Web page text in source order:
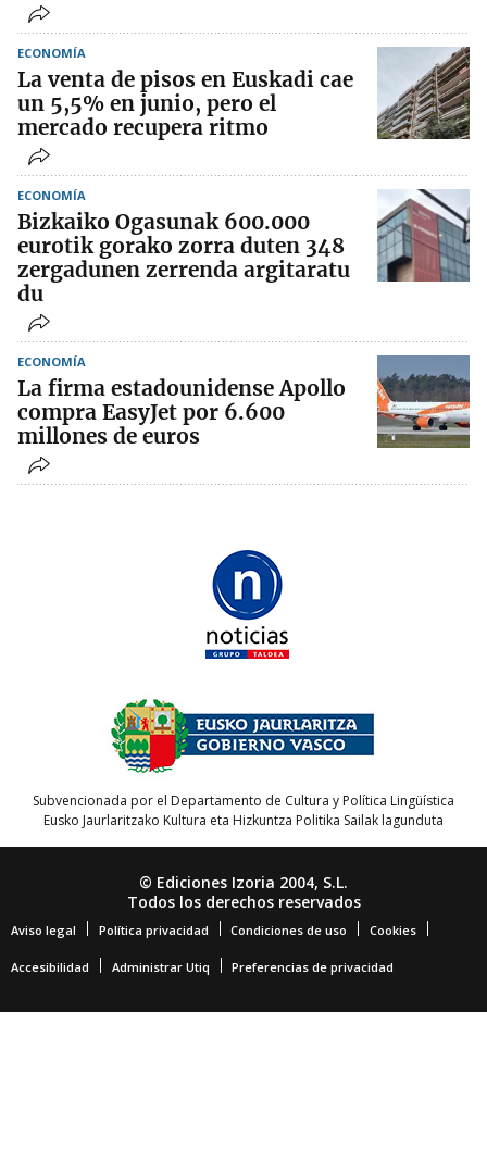
ECONOMÍA
La venta de pisos en Euskadi cae
un 5,5% en junio, pero el
mercado recupera ritmo
ECONOMÍA
Bizkaiko Ogasunak 600.000
eurotik gorako zorra duten 348
zergadunen zerrenda argitaratu
du
ECONOMÍA
La firma estadounidense Apollo
compra EasyJet por 6.600
millones de euros
Subvencionada por el Departamento de Cultura y Política Lingüística
Eusko Jaurlaritzako Kultura eta Hizkuntza Politika Sailak lagunduta
© Ediciones Izoria 2004, S.L.
Todos los derechos reservados
Aviso legal Política privacidad Condiciones de uso Cookies
Accesibilidad Administrar Utiq Preferencias de privacidad